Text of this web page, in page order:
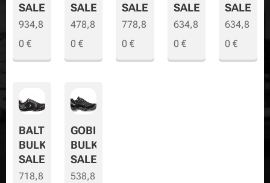
SALE
934,8
0 €
SALE
478,8
0 €
SALE
778,8
0 €
SALE
634,8
0 €
SALE
634,8
0 €
BALTO
BULK
SALE
718,8
GOBI
BULK
SALE
538,8